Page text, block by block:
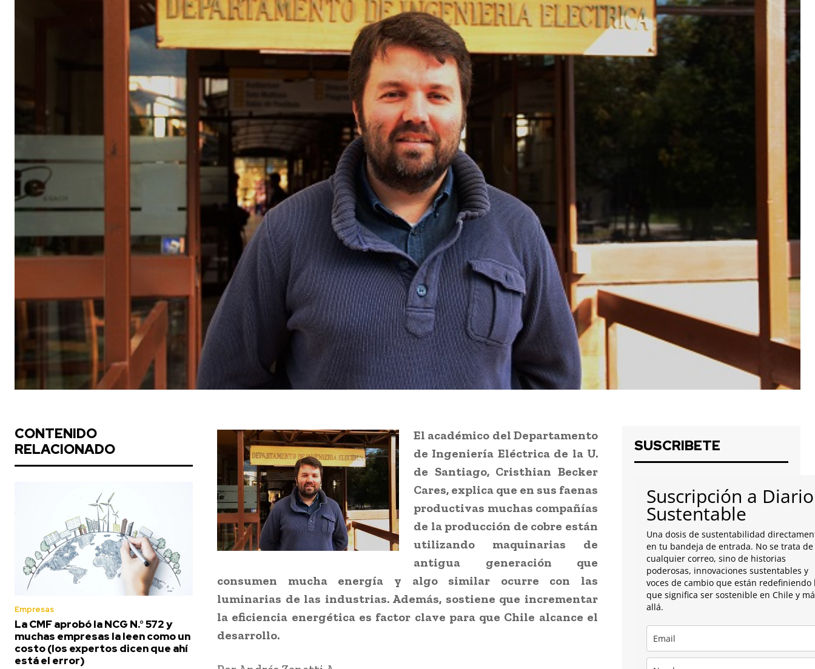
CONTENIDO
RELACIONADO
Empresas
La CMF aprobó la NCG N.° 572 y
muchas empresas la leen como un
costo (los expertos dicen que ahí
está el error)
El académico del Departamento
de Ingeniería Eléctrica de la U.
de Santiago, Cristhian Becker
Cares, explica que en sus faenas
productivas muchas compañías
de la producción de cobre están
utilizando maquinarias de
antigua generación que
consumen mucha energía y algo similar ocurre con las
luminarias de las industrias. Además, sostiene que incrementar
la eficiencia energética es factor clave para que Chile alcance el
desarrollo.
SUSCRIBETE
Suscripción a Diario
Sustentable
Una dosis de sustentabilidad
en tu bandeja de entrada. No se trata de
cualquier correo, sino de historias
poderosas, innovaciones sustentables y
voces de cambio que están redefiniendo
que significa ser sostenible en Chile y
allá.